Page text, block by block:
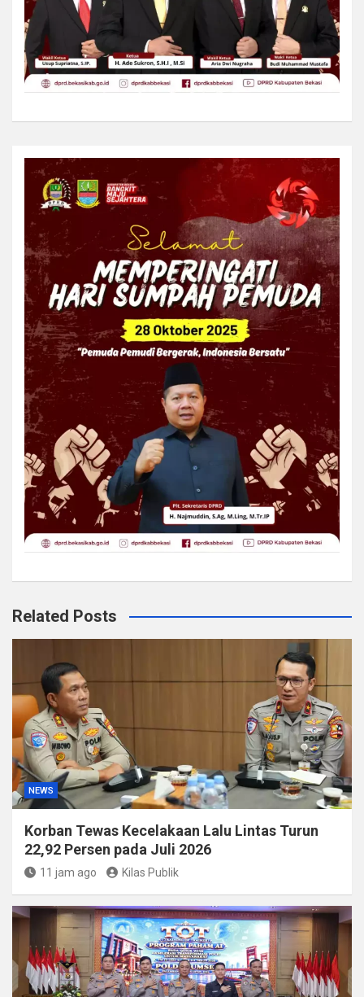
Related Posts
NEWS
Korban Tewas Kecelakaan Lalu Lintas Turun
22,92 Persen pada Juli 2026
11 jam ago Kilas Publik